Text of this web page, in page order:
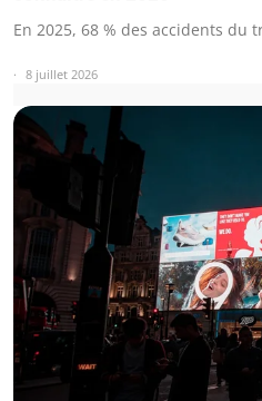
En 2025, 68 % des accidents
8 juillet 2026